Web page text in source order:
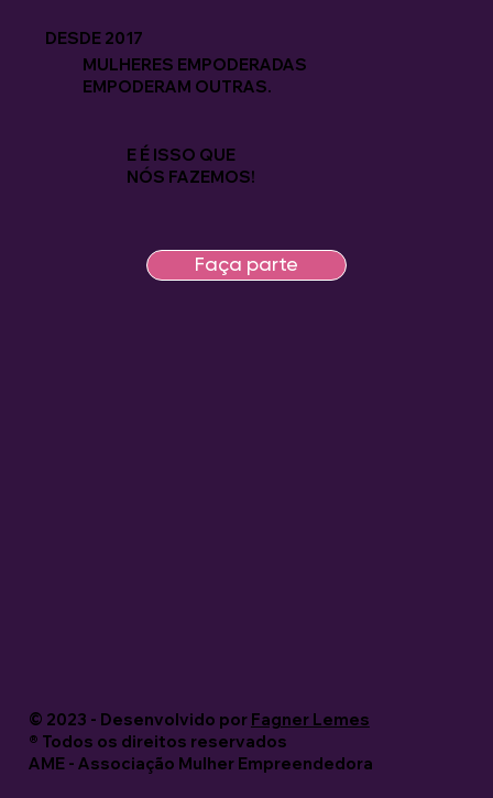
DESDE 2017
MULHERES EMPODERADAS
EMPODERAM OUTRAS.
E É ISSO QUE
NÓS FAZEMOS!
Faça parte
© 2023 - Desenvolvido por Fagner Lemes
®️ Todos os direitos reservados
AME - Associação Mulher Empreendedora